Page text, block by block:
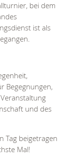
bei dem
ist als
Begegnungen,
und des
Tag beigetragen
Mal!